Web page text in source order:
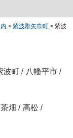
> 紫波郡矢巾町 > 紫波
波町 / 八幡平市 /
茶畑 / 高松 /